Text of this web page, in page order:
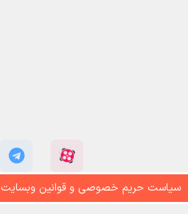
سیاست حریم خصوصی و قوانین وبسایت